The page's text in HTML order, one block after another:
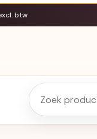
btw